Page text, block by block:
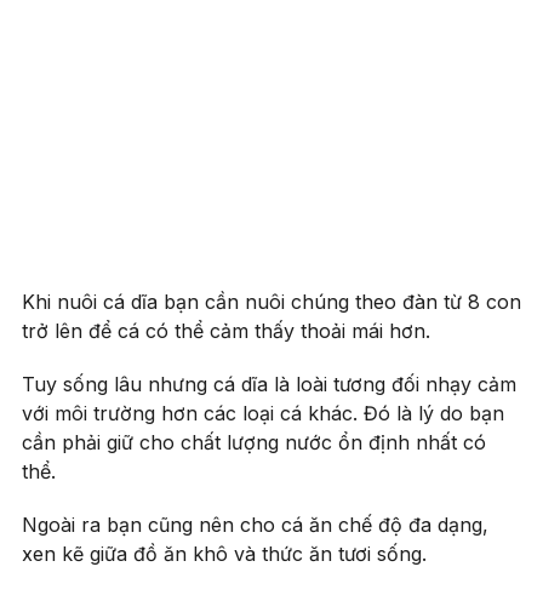
Khi nuôi cá dĩa bạn cần nuôi chúng theo đàn từ 8 con
trở lên để cá có thể cảm thấy thoải mái hơn.
Tuy sống lâu nhưng cá dĩa là loài tương đối nhạy cảm
với môi trường hơn các loại cá khác. Đó là lý do bạn
cần phải giữ cho chất lượng nước ổn định nhất có
thể.
Ngoài ra bạn cũng nên cho cá ăn chế độ đa dạng,
xen kẽ giữa đồ ăn khô và thức ăn tươi sống.